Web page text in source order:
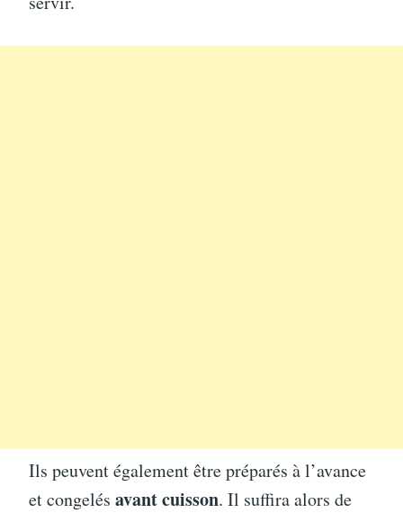
Ils peuvent également être préparés à l’avance
et congelés avant cuisson. Il suffira alors de